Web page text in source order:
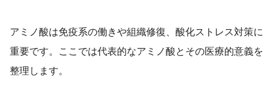
アミノ酸は免疫系の働きや組織修復、酸化ストレス対策に
重要です。ここでは代表的なアミノ酸とその医療的意義を
整理します。